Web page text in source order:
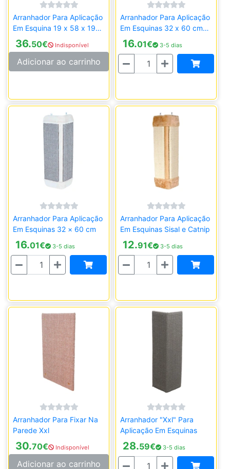
Arranhador Para Aplicação
Em Esquina 19 x 58 x 19
cm
36.50€ Indisponível
Adicionar ao carrinho
Arranhador Para Aplicação
Em Esquinas 32 x 60 cm
Sisal e Catnip
16.01€ 3-5 dias
Quantidade
Arranhador Para Aplicação
Em Esquinas 32 × 60 cm
16.01€ 3-5 dias
Quantidade
Arranhador Para Aplicação
Em Esquinas Sisal e Catnip
12.91€ 3-5 dias
Quantidade
Arranhador Para Fixar Na
Parede Xxl
30.70€ Indisponível
Adicionar ao carrinho
Arranhador "Xxl" Para
Aplicação Em Esquinas
28.59€ 3-5 dias
Quantidade